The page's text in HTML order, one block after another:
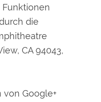
die
CA 94043,
von Google+